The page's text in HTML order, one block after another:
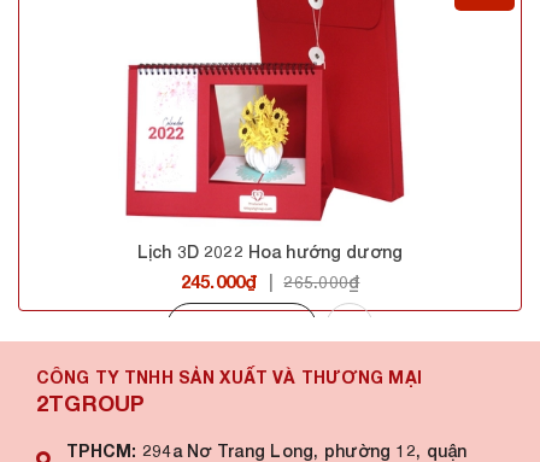
Lịch 3D 2022 Hoa hướng dương
245.000₫ 265.000₫
CÔNG TY TNHH SẢN XUẤT VÀ THƯƠNG MẠI
2TGROUP
TPHCM: 294a Nơ Trang Long, phường 12, quận